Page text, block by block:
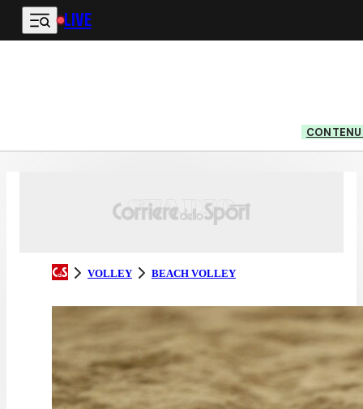
Vai al contenuto principale
LIVE
VOLLEY BEACH VOLLEY